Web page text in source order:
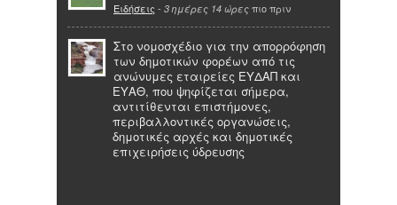
Ειδήσεις - 3 ημέρες 14 ώρες πιο πριν
Στο νομοσχέδιο για την απορρόφηση
των δημοτικών φορέων από τις
ανώνυμες εταιρείες ΕΥΔΑΠ και
ΕΥΑΘ, που ψηφίζεται σήμερα,
αντιτίθενται επιστήμονες,
περιβαλλοντικές οργανώσεις,
δημοτικές αρχές και δημοτικές
επιχειρήσεις ύδρευσης